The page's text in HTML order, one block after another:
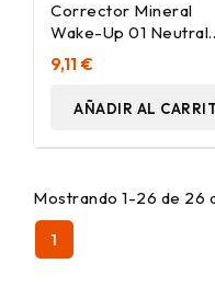
Corrector Mineral
Wake-Up 01 Neutral
Ivory 8Ml.
9,11 €
AÑADIR AL
Mostrando 1-26 de 26
1